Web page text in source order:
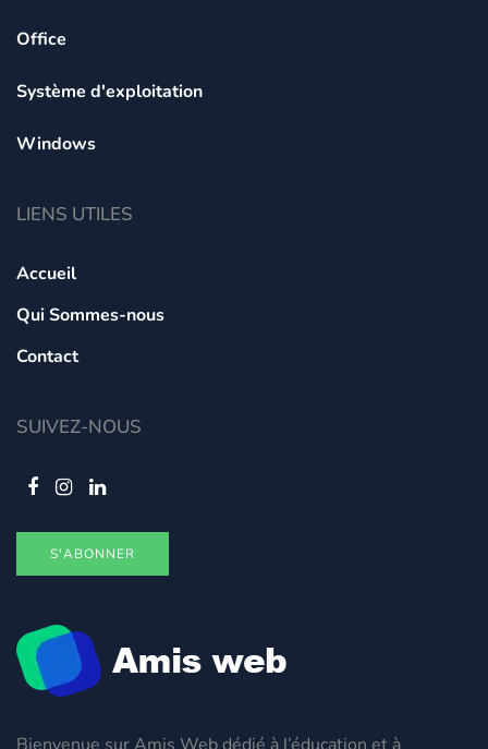
Bienvenue sur Amis Web dédié à l’éducation et à
Office
Système d'exploitation
Windows
LIENS UTILES
Accueil
Qui Sommes-nous
Contact
SUIVEZ-NOUS
S'ABONNER